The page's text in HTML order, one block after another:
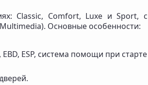
Classic, Comfort, Luxe и Sport, с
Основные особенности:
ESP, система помощи при старте